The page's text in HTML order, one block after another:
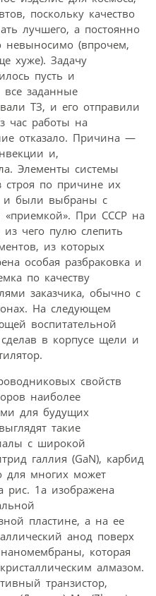
поскольку качество
лучшего, а постоянно
(впрочем,
хуже). Задачу
пусть и
заданные
ТЗ, и его отправили
час работы на
отказало. Причина —
и,
Элементы системы
по причине их
и были выбраны с
«приемкой». При СССР на
чего пулю слепить
из которых
особая разбраковка и
по качеству
заказчика, обычно с
На следующем
воспитательной
в корпусе щели и
свойств
наиболее
для будущих
такие
с широкой
галлия (GaN), карбид
для многих может
рис. 1а изображена
пластине, а на ее
анод поверх
которая
алмазом.
транзистор,